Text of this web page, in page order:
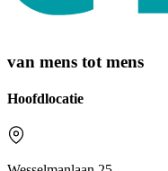
van mens tot mens
Hoofdlocatie